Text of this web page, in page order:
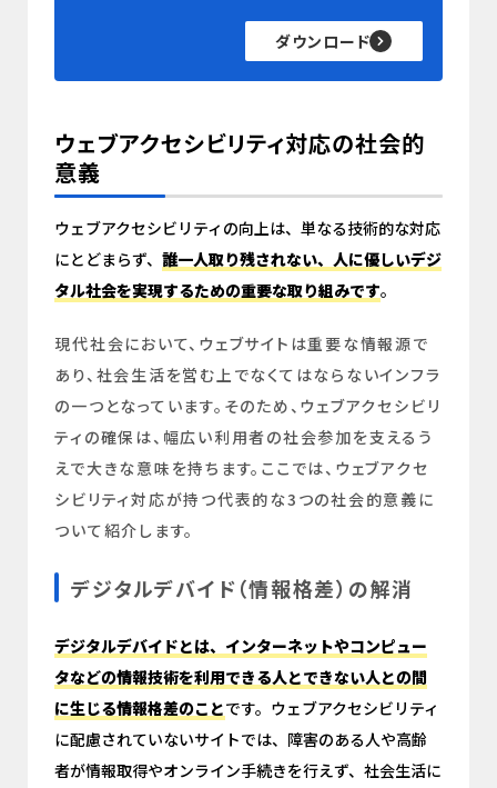
ダウンロード
ウェブアクセシビリティ対応の社会的
意義
ウェブアクセシビリティの向上は、単なる技術的な対応
にとどまらず、誰一人取り残されない、人に優しいデジ
タル社会を実現するための重要な取り組みです。
現代社会において、ウェブサイトは重要な情報源で
あり、社会生活を営む上でなくてはならないインフラ
の一つとなっています。そのため、ウェブアクセシビリ
ティの確保は、幅広い利用者の社会参加を支えるう
えで大きな意味を持ちます。ここでは、ウェブアクセ
シビリティ対応が持つ代表的な3つの社会的意義に
ついて紹介します。
デジタルデバイド（情報格差）の解消
デジタルデバイドとは、インターネットやコンピュー
タなどの情報技術を利用できる人とできない人との間
に生じる情報格差のことです。ウェブアクセシビリティ
に配慮されていないサイトでは、障害のある人や高齢
者が情報取得やオンライン手続きを行えず、社会生活に